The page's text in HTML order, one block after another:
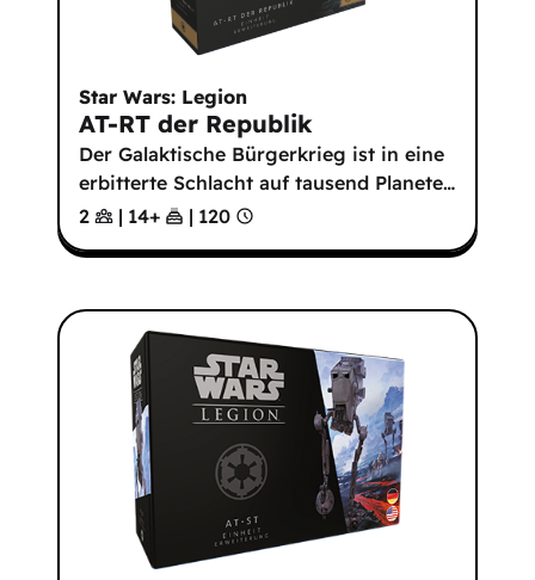
Star Wars: Legion
AT-RT der Republik
Der Galaktische Bürgerkrieg ist in eine
erbitterte Schlacht auf tausend Planete…
2
| 14+ | 120